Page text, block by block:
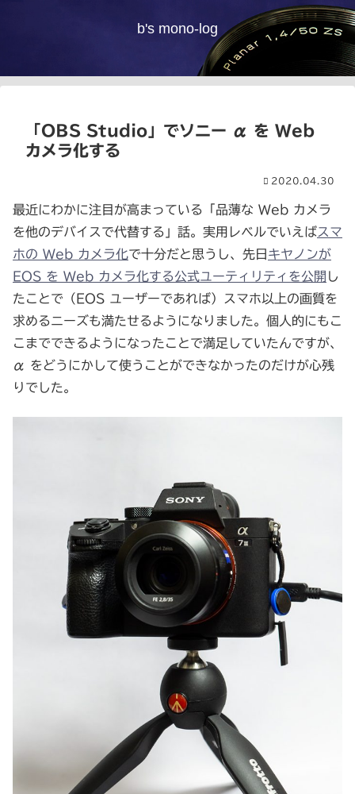
b's mono-log
「OBS Studio」でソニー α を Web
カメラ化する
2020.04.30
最近にわかに注目が高まっている「品薄な Web カメラ
を他のデバイスで代替する」話。実用レベルでいえばスマ
ホの Web カメラ化で十分だと思うし、先日 キヤノンが
EOS を Web カメラ化する公式ユーティリティを公開 し
たことで（EOS ユーザーであれば）スマホ以上の画質を
求めるニーズも満たせるようになりました。個人的にもこ
こまでできるようになったことで満足していたんですが、
α をどうにかして使うことができなかったのだけが心残
りでした。